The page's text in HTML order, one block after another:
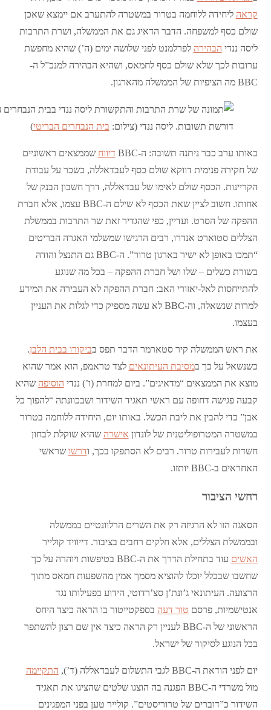
קראה ליחידה ללוחמה בטרור במשטרה להתערב אם יימצא שאכן
שולם כסף למשפחה. הדבר הדאיג גם את הממשלה, ושרת התרבות
ליסה ננדי הבהירה לפרלמנט לפני שלושה ימים (ה’) שהיא מחפשת
ערובות לכך שלא שולם כסף לחמאס, ושהיא הבהירה למנכ”ל ה-
BBC מה הציפיות של הממשלה מהארגון.
דורשת תשובות. ליסה ננדי (צילום: בית הנבחרים הבריטי)
באותו ערב כבר ניתנה תשובה: ה-BBC דיווח שממצאים ראשוניים
של חקירה פנימית דווקא שולם כסף לעבדאללה, כשכר על עבודת
הקריינות. הכסף שולם לאימו של עבדאללה, דרך חשבון הבנק של
אחותו. חשוב לציין שאת הכסף לא שילם ה-BBC עצמו, אלא חברת
ההפקה של הסרט. ועדיין, כפי שהגדיר זאת שר התרבות בממשלת
הצללים סטוארט אנדרו, רבים הרגישו שמשלמי האגרה הבריטים
“תמכו באופן לא ישיר בארגון טרור”. ה-BBC גם התנצל והודה
בשורת כשלים – שלו ושל חברת ההפקה – בכל מה שנוגע
להתייחסות לאל-יאזורי האב: חברת ההפקה לא העבירה את המידע
למרות שנשאלה, וה-BBC לא עשה מספיק כדי לגלות את העניין
בעצמו.
את ראש הממשלה קיר סטארמר הדבר תפס בביקורו בבית הלבן.
כשנשאל על כך במסיבת העיתונאים לצד טראמפ, הוא אמר שהוא
מוצא את הממצאים “מדאיגים”. ביום למחרת (ו’) ננדי הוסיפה שהיא
קבעה פגישה דחופה עם ראשי תאגיד השידור ושבכוונתה “להפוך כל
אבן” כדי להבין את ליבת הכשל. באותו יום, היחידה ללוחמה בטרור
במשטרה המטרופוליטנית של לונדון אישרה שהיא שוקלת לבחון
חשדות לעבירות טרור. רבים לא הסתפקו בכך, ודרשו שראשי
האחראים ב-BBC יותזו.
רחשי הציבור
הסאגה הזו לא הרגיזה רק את השרים הרלוונטיים בממשלה
ובממשלת הצללים, אלא חלקים רחבים בציבור. דייוויד קולייר
האשים
עוד בתחילת הדרך את ה-BBC בטיפשות ויוהרה על כך
שחשבו שבכלל יוכלו להוציא מסמך אמין מהשפעות חמאס מתוך
הרצועה. העיתונאי ג’ונת’ן סצ’רדוטי, הידוע בפעילותו נגד
אנטישמיות, פרסם טור דעה בספקטייטור בו הראה כיצד היחס
הראשוני של ה-BBC לעניין רק הראה כיצד אין שם רצון להשתפר
בכל הנוגע לסיקור של ישראל.
יום לפני הודאת ה-BBC לגבי התשלום לעבדאללה (ד’),
התקיימה
מול משרדי ה-BBC הפגנה בה הוצגו שלטים שהציגו את תאגיד
השידור כ”דוברים של טרוריסטים”. קולייר טען בפני המפגינים